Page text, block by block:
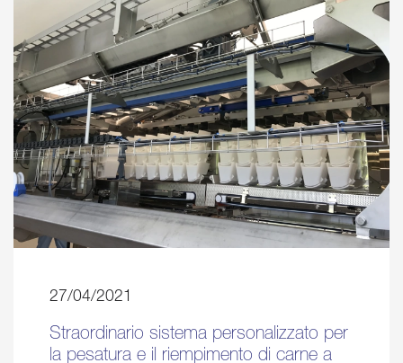
27/04/2021
Straordinario sistema personalizzato per
la pesatura e il riempimento di carne a